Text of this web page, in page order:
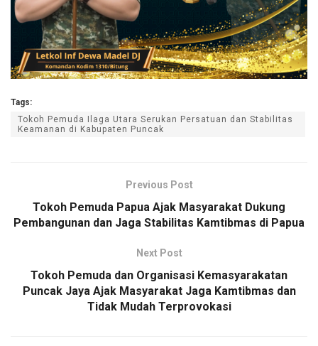
Tags:
Tokoh Pemuda Ilaga Utara Serukan Persatuan dan Stabilitas
Keamanan di Kabupaten Puncak
Previous Post
Tokoh Pemuda Papua Ajak Masyarakat Dukung
Pembangunan dan Jaga Stabilitas Kamtibmas di Papua
Next Post
Tokoh Pemuda dan Organisasi Kemasyarakatan
Puncak Jaya Ajak Masyarakat Jaga Kamtibmas dan
Tidak Mudah Terprovokasi